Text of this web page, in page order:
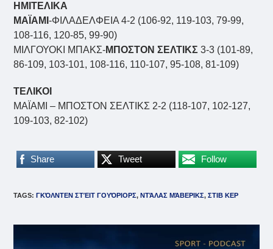
ΗΜΙΤΕΛΙΚΑ
ΜΑΪΑΜΙ-ΦΙΛΑΔΕΛΦΕΙΑ 4-2 (106-92, 119-103, 79-99,
108-116, 120-85, 99-90)
ΜΙΛΓΟΥΟΚΙ ΜΠΑΚΣ-ΜΠΟΣΤΟΝ ΣΕΛΤΙΚΣ 3-3 (101-89,
86-109, 103-101, 108-116, 110-107, 95-108, 81-109)
ΤΕΛΙΚΟΙ
ΜΑΪΑΜΙ – ΜΠΟΣΤΟΝ ΣΕΛΤΙΚΣ 2-2 (118-107, 102-127,
109-103, 82-102)
Share Tweet Follow
TAGS: ΓΚΌΛΝΤΕΝ ΣΤΈΙΤ ΓΟΥΌΡΙΟΡΣ, ΝΤΆΛΑΣ ΜΆΒΕΡΙΚΣ, ΣΤΙΒ ΚΕΡ